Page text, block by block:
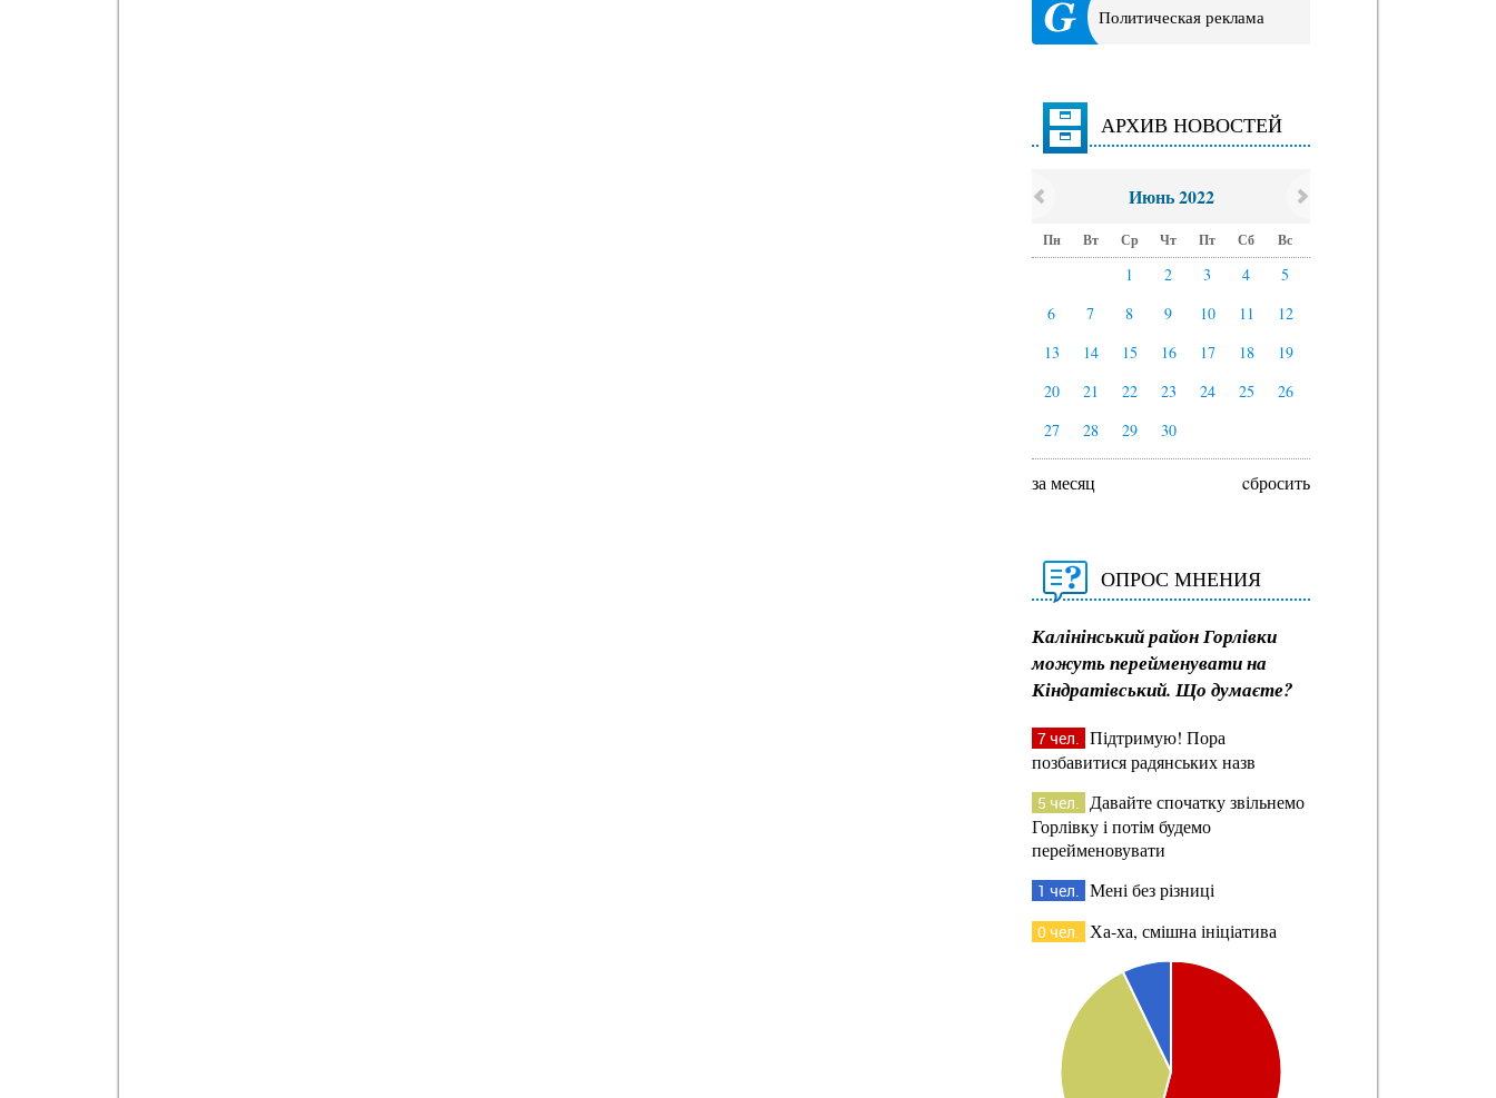
Политическая реклама
АРХИВ НОВОСТЕЙ
Июнь 2022
Пн Вт Ср Чт Пт Сб Вс
1 2 3 4
5
6
7 8 9 10 11
12
13
14 15 16 17 18
19
20
21 22 23 24 25
26
27
28 29 30
за месяц cбросить
ОПРОС МНЕНИЯ
Калінінський район Горлівки
можуть перейменувати на
Кіндратівський. Що думаєте?
7 чел. Підтримую! Пора
позбавитися радянських назв
5 чел. Давайте спочатку звільнемо
Горлівку і потім будемо
перейменовувати
1 чел. Мені без різниці
0 чел. Ха-ха, смішна ініціатива